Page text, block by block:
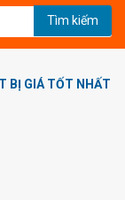
Tìm kiếm
BỊ GIÁ TỐT NHẤT